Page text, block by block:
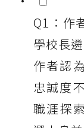
Q1：作
學校長
作者認
忠誠度
職涯探